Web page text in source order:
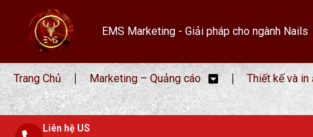
EMS Marketing - Giải pháp cho ngành Nails
Trang Chủ Marketing – Quảng cáo Thiết kế và in
Liên hệ US